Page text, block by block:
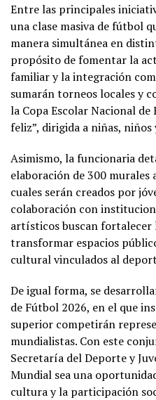
Entre las principales
una clase masiva de fútbol
manera simultánea en
propósito de fomentar la
familiar y la integración
sumarán torneos locales y
la Copa Escolar Nacional
feliz”, dirigida a niñas, niños
Asimismo, la funcionaria
elaboración de 300 murales
cuales serán creados por
colaboración con
artísticos buscan fortalecer
transformar espacios
cultural vinculados al
De igual forma, se
de Fútbol 2026, en el que
superior competirán
mundialistas. Con este
Secretaría del Deporte y
Mundial sea una
cultura y la participación